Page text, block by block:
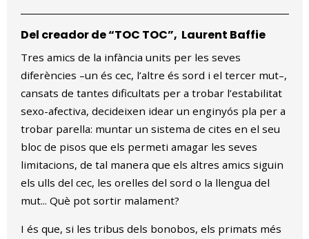
Del creador de “TOC TOC”, Laurent Baffie
Tres amics de la infància units per les seves
diferències –un és cec, l’altre és sord i el tercer mut­–,
cansats de tantes dificultats per a trobar l’estabilitat
sexo-afectiva, decideixen idear un enginyós pla per a
trobar parella: muntar un sistema de cites en el seu
bloc de pisos que els permeti amagar les seves
limitacions, de tal manera que els altres amics siguin
els ulls del cec, les orelles del sord o la llengua del
mut... Què pot sortir malament?
I és que, si les tribus dels bonobos, els primats més